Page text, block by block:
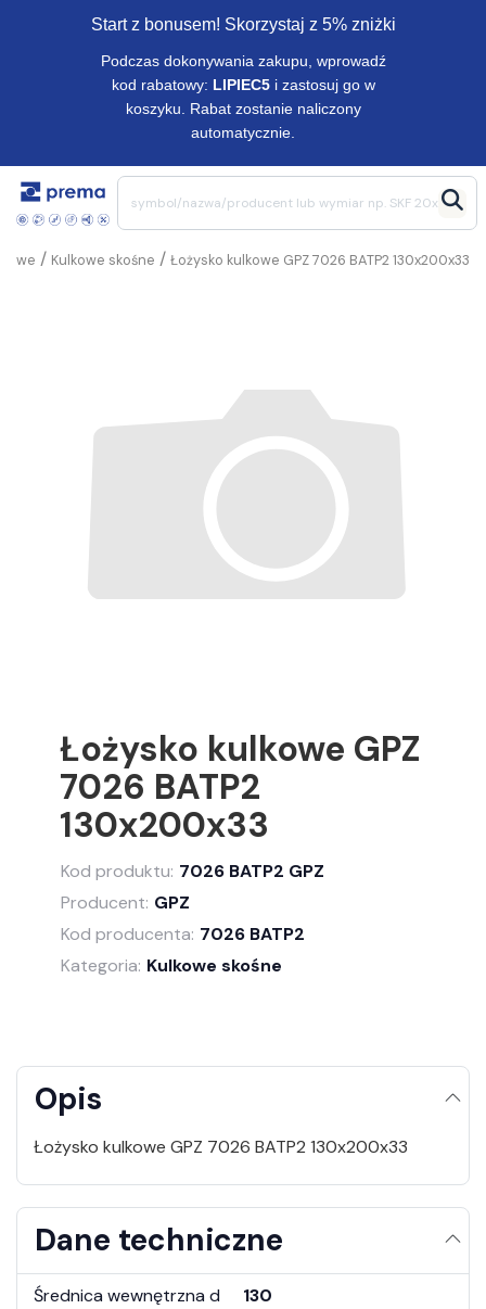
Start z bonusem! Skorzystaj z 5% zniżki
Podczas dokonywania zakupu, wprowadź
kod rabatowy: LIPIEC5 i zastosuj go w
koszyku. Rabat zostanie naliczony
automatycznie.
Łożysko kulkowe GPZ 7026 BATP2 130x200x33
/
Kulkowe skośne
/
Łożysko kulkowe GPZ
7026 BATP2
130x200x33
Kod produktu: 7026 BATP2 GPZ
Producent: GPZ
Kod producenta: 7026 BATP2
Kategoria: Kulkowe skośne
Opis
Łożysko kulkowe GPZ 7026 BATP2 130x200x33
Dane techniczne
Średnica wewnętrzna d
130